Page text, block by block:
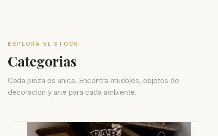
EXPLORA EL STOCK
Categorias
Cada pieza es unica. Encontra muebles, objetos de
decoracion y arte para cada ambiente.